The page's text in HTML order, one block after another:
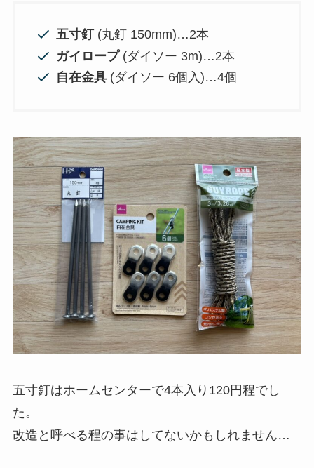
五寸釘 (丸釘 150mm)…2本
ガイロープ(ダイソー 3m)…2本
自在金具 (ダイソー 6個入)…4個
五寸釘はホームセンターで4本入り120円程でし
た。
改造と呼べる程の事はしてないかもしれません…